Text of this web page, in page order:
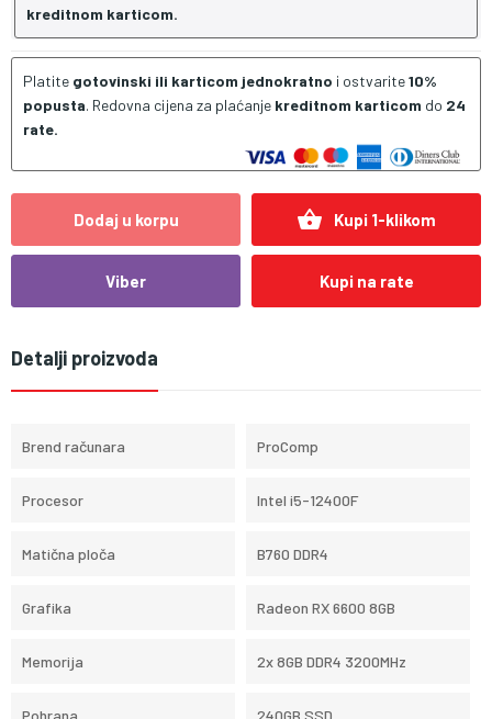
kreditnom karticom.
Platite gotovinski ili karticom jednokratno i ostvarite10%
popusta. Redovna cijena za plaćanje kreditnom karticom do 24
rate.
Dodaj u korpu shopping_basket Kupi 1-klikom
Viber Kupi na rate
Detalji proizvoda
Brend računara ProComp
Procesor Intel i5-12400F
Matična ploča B760 DDR4
Grafika Radeon RX 6600 8GB
Memorija 2x 8GB DDR4 3200MHz
Pohrana 240GB SSD